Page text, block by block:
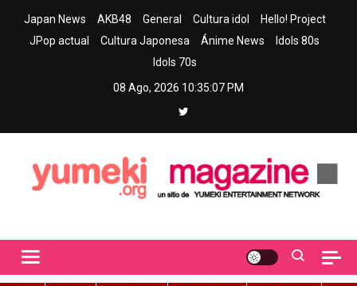
Japan News AKB48 General Cultura idol
Hello! Project
JPop actual
Cultura Japonesa Ánime News
Idols 80s
Idols 70s
08 Ago, 2026 10:35:08 PM